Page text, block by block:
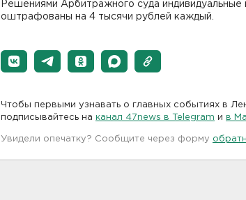
Решениями Арбитражного суда индивидуальные
оштрафованы на 4 тысячи рублей каждый.
Чтобы первыми узнавать о главных событиях в
подписывайтесь на канал 47news в Telegram и в
Увидели опечатку? Сообщите через форму